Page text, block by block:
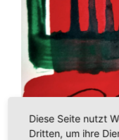
Diese Seite nutzt
Dritten, um ihre